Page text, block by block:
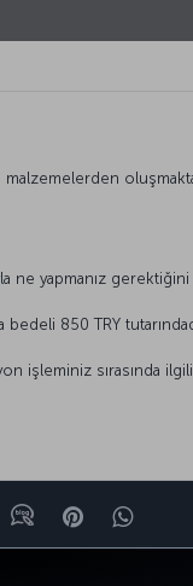
ne yapmanız gerektiğini
bedeli 850 TRY
işleminiz sırasında
BlogPinterest